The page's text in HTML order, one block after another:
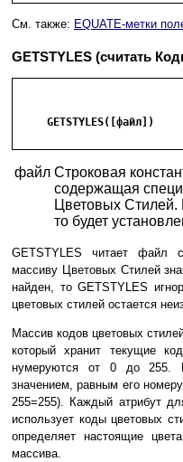
См. также: EQUATE-метки
GETSTYLES (считать
     GETSTYLES([файл])
файл Строковая
содержащая
Цветовых Стилей.
то будет
GETSTYLES читает файл
массиву Цветовых Стилей
найден, то GETSTYLES
цветовых стилей остается
Массив кодов цветовых
который хранит текущие
нумеруются от 0 до 255.
значением, равным его
255=255). Каждый атрибут
использует коды цветовых
определяет настоящие
массива.